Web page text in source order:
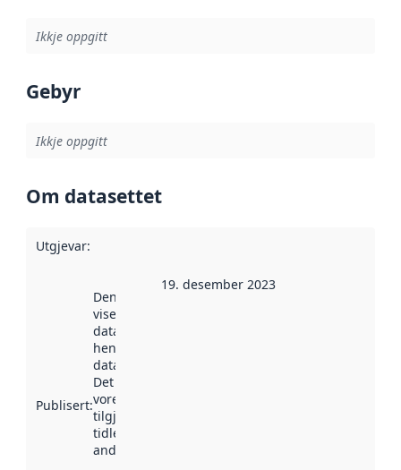
Ikkje oppgitt
Gebyr
Ikkje oppgitt
Om datasettet
Utgjevar:
Publisert:
Denne datoen
viser når
datasettet vart
henta inn av
data.norge.no.
Det kan ha
vore
tilgjengeleg
tidlegare
andre stader.
19. desember 2023